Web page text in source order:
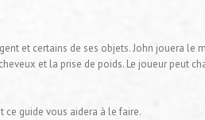
et certains de ses objets. John jouera le
et la prise de poids. Le joueur peut
ce guide vous aidera à le faire.